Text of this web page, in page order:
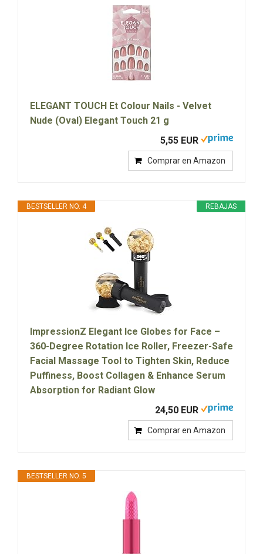
ELEGANT TOUCH Et Colour Nails - Velvet
Nude (Oval) Elegant Touch 21 g
5,55 EUR
Comprar en Amazon
REBAJAS
BESTSELLER NO. 4
ImpressionZ Elegant Ice Globes for Face –
360-Degree Rotation Ice Roller, Freezer-Safe
Facial Massage Tool to Tighten Skin, Reduce
Puffiness, Boost Collagen & Enhance Serum
Absorption for Radiant Glow
24,50 EUR
Comprar en Amazon
BESTSELLER NO. 5